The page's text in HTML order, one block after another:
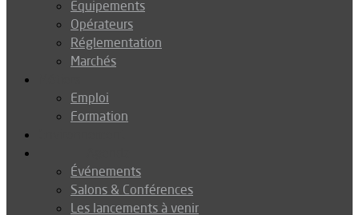
Equipements
Opérateurs
Réglementation
Marchés
Emploi
Formation
Événements
Salons & Conférences
Les lancements à venir